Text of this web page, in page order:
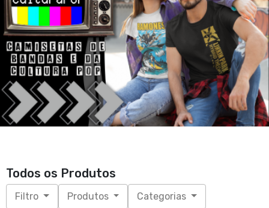
Todos os Produtos
Filtro Produtos Categorias